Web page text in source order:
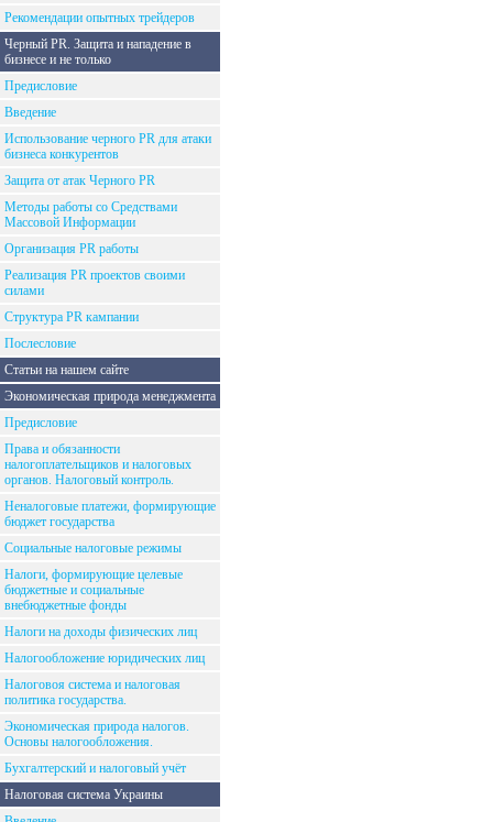
Рекомендации опытных трейдеров
Черный PR. Защита и нападение в
бизнесе и не только
Предисловие
Введение
Использование черного PR для атаки
бизнеса конкурентов
Защита от атак Черного PR
Методы работы со Средствами
Массовой Информации
Организация PR работы
Реализация PR проектов своими
силами
Структура PR кампании
Послесловие
Статьи на нашем сайте
Экономическая природа менеджмента
Предисловие
Права и обязанности
налогоплательщиков и налоговых
органов. Налоговый контроль.
Неналоговые платежи, формирующие
бюджет государства
Социальные налоговые режимы
Налоги, формирующие целевые
бюджетные и социальные
внебюджетные фонды
Налоги на доходы физических лиц
Налогообложение юридических лиц
Налоговоя система и налоговая
политика государства.
Экономическая природа налогов.
Основы налогообложения.
Бухгалтерский и налоговый учёт
Налоговая система Украины